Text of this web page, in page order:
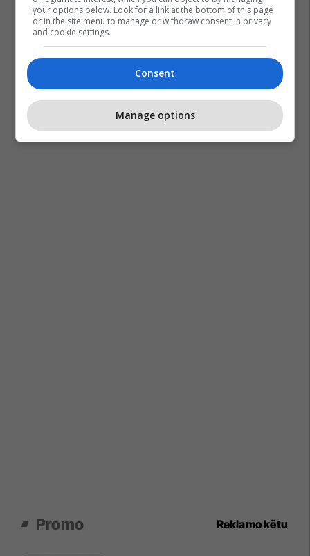
Monedhat Shqipëria
Promo Reklamo këtu
your options below. Look for a link at the bottom of this page
or in the site menu to manage or withdraw consent in privacy
and cookie settings.
Consent
Manage options